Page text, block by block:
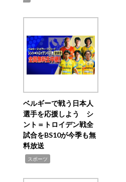
ベルギーで戦う日本人
選手を応援しよう シ
ント＝トロイデン戦全
試合をBS10が今季も無
料放送
スポーツ